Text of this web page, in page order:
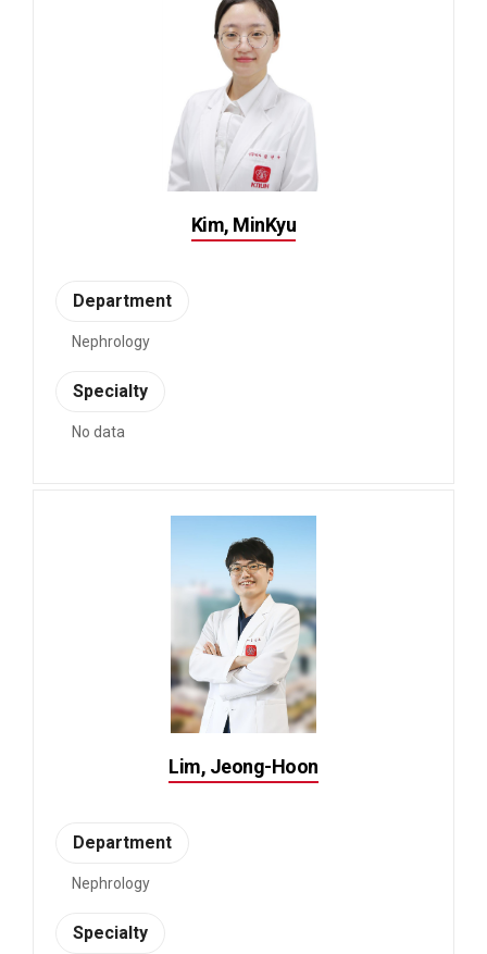
Kim, MinKyu
Department
Nephrology
Specialty
No data
Lim, Jeong-Hoon
Department
Nephrology
Specialty